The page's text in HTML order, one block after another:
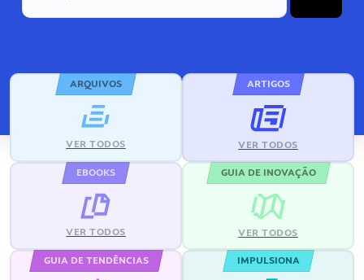
ARQUIVOS
VER TODOS
ARTIGOS
VER TODOS
EBOOKS
VER TODOS
GUIA DE INOVAÇÃO
VER TODOS
GUIA DE TENDÊNCIAS IMPULSIONA